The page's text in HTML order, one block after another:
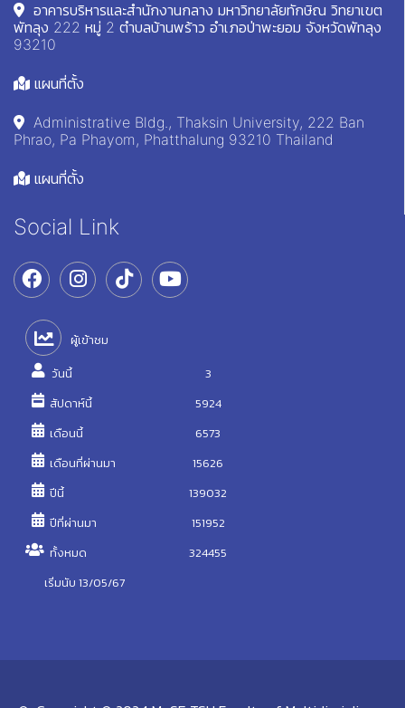
อาคารบริหารและสำนักงานกลาง มหาวิทยาลัยทักษิณ วิทยาเขต
พัทลุง 222 หมู่ 2 ตำบลบ้านพร้าว อำเภอป่าพะยอม จังหวัดพัทลุง
93210
แผนที่ตั้ง
Administrative Bldg., Thaksin University, 222 Ban
Phrao, Pa Phayom, Phatthalung 93210 Thailand
แผนที่ตั้ง
Social Link
ผู้เข้าชม
วันนี้
3
สัปดาห์นี้
5924
เดือนนี้
6573
เดือนที่ผ่านมา
15626
ปีนี้
139032
ปีที่ผ่านมา
151952
ทั้งหมด
324455
เริ่มนับ 13/05/67